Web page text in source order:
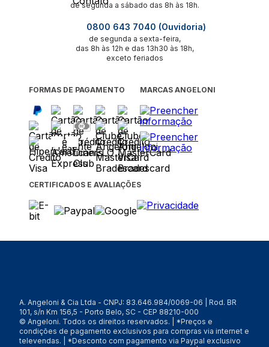
de segunda a sábado das 8h às 18h.
0800 643 7040 (Ouvidoria)
de segunda a sexta-feira,
das 8h às 12h e das 13h30 às 18h,
exceto feriados
FORMAS DE PAGAMENTO MARCAS ANGELONI
CERTIFICADOS E AVALIAÇÕES
A. Angeloni & Cia Ltda - CNPJ: 83.646.984/0069-06 | Rod. BR
101, s/n Km 156,5 - Porto Belo, SC - CEP 88210-000
© Angeloni. Todos os direitos reservados. | *Preços e
condições de pagamento exclusivos para compras via internet e
televendas. | *Desconto com pagamento via Paypal exclusivo